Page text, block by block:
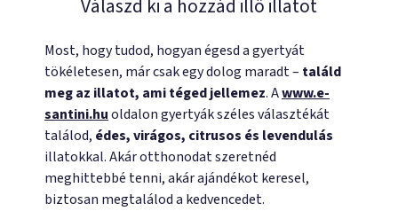
Válaszd ki a hozzád illő illatot
Most, hogy tudod, hogyan égesd a gyertyát
tökéletesen, már csak egy dolog maradt – találd
meg az illatot, ami téged jellemez. Awww.e-
santini.huoldalon gyertyák széles választékát
találod, édes, virágos, citrusos és levendulás
illatokkal. Akár otthonodat szeretnéd
meghittebbé tenni, akár ajándékot keresel,
biztosan megtalálod a kedvencedet.